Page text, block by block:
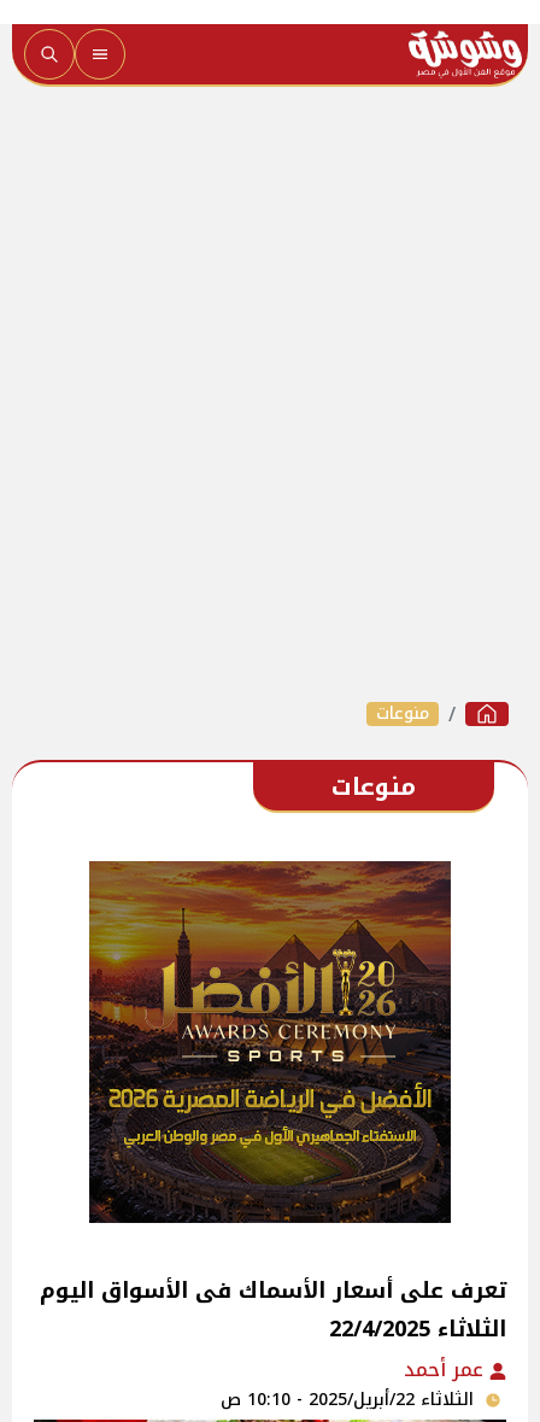
منوعات
منوعات
تعرف على أسعار الأسماك فى الأسواق‎‎ اليوم
الثلاثاء 22/4/2025
عمر أحمد
الثلاثاء 22/أبريل/2025 - 10:10 ص